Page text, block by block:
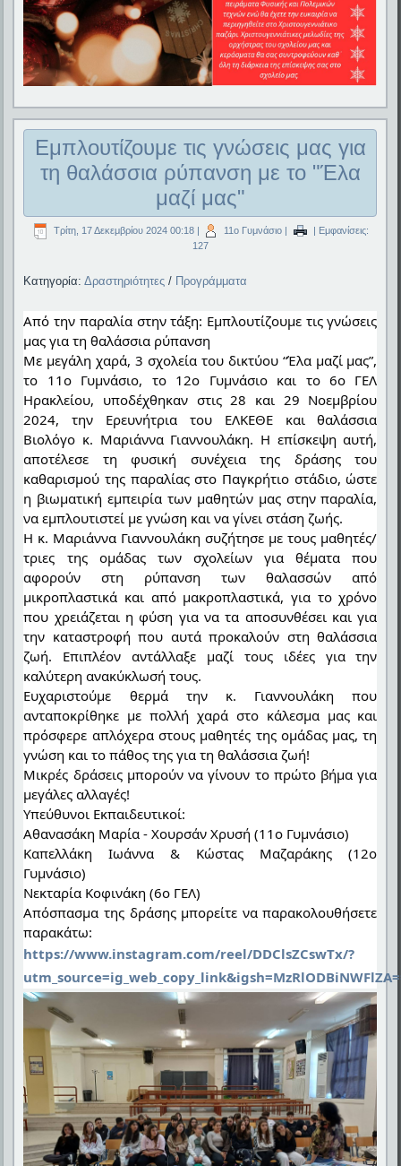
Εμπλουτίζουμε τις γνώσεις μας για
τη θαλάσσια ρύπανση με το "Έλα
μαζί μας"
Τρίτη, 17 Δεκεμβρίου 2024 00:18 | 11ο Γυμνάσιο |
| Εμφανίσεις:
127
Κατηγορία:Δραστηριότητες / Προγράμματα
Από την παραλία στην τάξη: Εμπλουτίζουμε τις γνώσεις
μας για τη θαλάσσια ρύπανση
Με μεγάλη χαρά, 3 σχολεία του δικτύου “Έλα μαζί μας”,
το 11ο Γυμνάσιο, το 12ο Γυμνάσιο και το 6ο ΓΕΛ
Ηρακλείου, υποδέχθηκαν στις 28 και 29 Νοεμβρίου
2024, την Ερευνήτρια του ΕΛΚΕΘΕ και θαλάσσια
Βιολόγο κ. Μαριάννα Γιαννουλάκη. Η επίσκεψη αυτή,
αποτέλεσε τη φυσική συνέχεια της δράσης του
καθαρισμού της παραλίας στο Παγκρήτιο στάδιο, ώστε
η βιωματική εμπειρία των μαθητών μας στην παραλία,
να εμπλουτιστεί με γνώση και να γίνει στάση ζωής.
Η κ. Μαριάννα Γιαννουλάκη συζήτησε με τους μαθητές/
τριες της ομάδας των σχολείων για θέματα που
αφορούν στη ρύπανση των θαλασσών από
μικροπλαστικά και από μακροπλαστικά, για το χρόνο
που χρειάζεται η φύση για να τα αποσυνθέσει και για
την καταστροφή που αυτά προκαλούν στη θαλάσσια
ζωή. Επιπλέον αντάλλαξε μαζί τους ιδέες για την
καλύτερη ανακύκλωσή τους.
Ευχαριστούμε θερμά την κ. Γιαννουλάκη που
ανταποκρίθηκε με πολλή χαρά στο κάλεσμα μας και
πρόσφερε απλόχερα στους μαθητές της ομάδας μας, τη
γνώση και το πάθος της για τη θαλάσσια ζωή!
Μικρές δράσεις μπορούν να γίνουν το πρώτο βήμα για
μεγάλες αλλαγές!
Υπεύθυνοι Εκπαιδευτικοί:
Αθανασάκη Μαρία - Χουρσάν Χρυσή (11ο Γυμνάσιο)
Καπελλάκη Ιωάννα & Κώστας Μαζαράκης (12ο
Γυμνάσιο)
Νεκταρία Κοφινάκη (6ο ΓΕΛ)
Απόσπασμα της δράσης μπορείτε να παρακολουθήσετε
παρακάτω:
https://www.instagram.com/reel/DDClsZCswTx/?